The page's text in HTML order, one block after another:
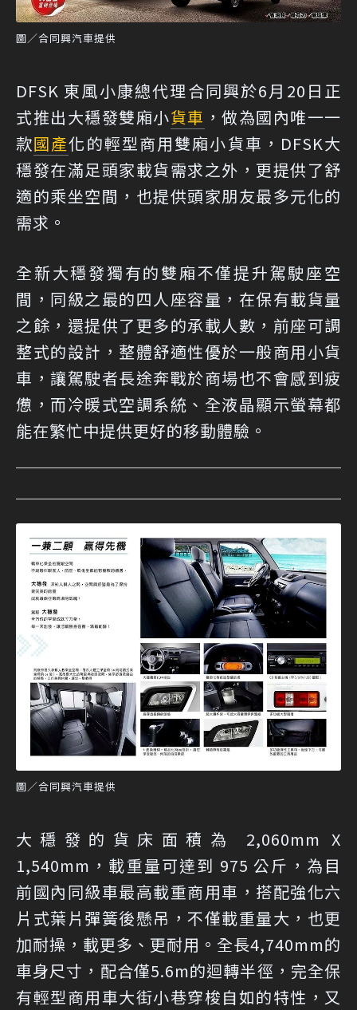
圖／合同興汽車提供
DFSK 東風小康總代理合同興於6月20日正
式推出大穩發雙廂小貨車 ，做為國內唯一一
款國產化的輕型商用雙廂小貨車，DFSK大
穩發在滿足頭家載貨需求之外，更提供了舒
適的乘坐空間，也提供頭家朋友最多元化的
需求。
全新大穩發獨有的雙廂不僅提升駕駛座空
間，同級之最的四人座容量，在保有載貨量
之餘，還提供了更多的承載人數，前座可調
整式的設計，整體舒適性優於一般商用小貨
車，讓駕駛者長途奔戰於商場也不會感到疲
憊，而冷暖式空調系統、全液晶顯示螢幕都
能在繁忙中提供更好的移動體驗。
圖／合同興汽車提供
大穩發的貨床面積為 2,060mm X
1,540mm，載重量可達到 975 公斤，為目
前國內同級車最高載重商用車，搭配強化六
片式葉片彈簧後懸吊，不僅載重量大，也更
加耐操，載更多、更耐用。全長4,740mm的
車身尺寸，配合僅5.6m的迴轉半徑，完全保
有輕型商用車大街小巷穿梭自如的特性，又